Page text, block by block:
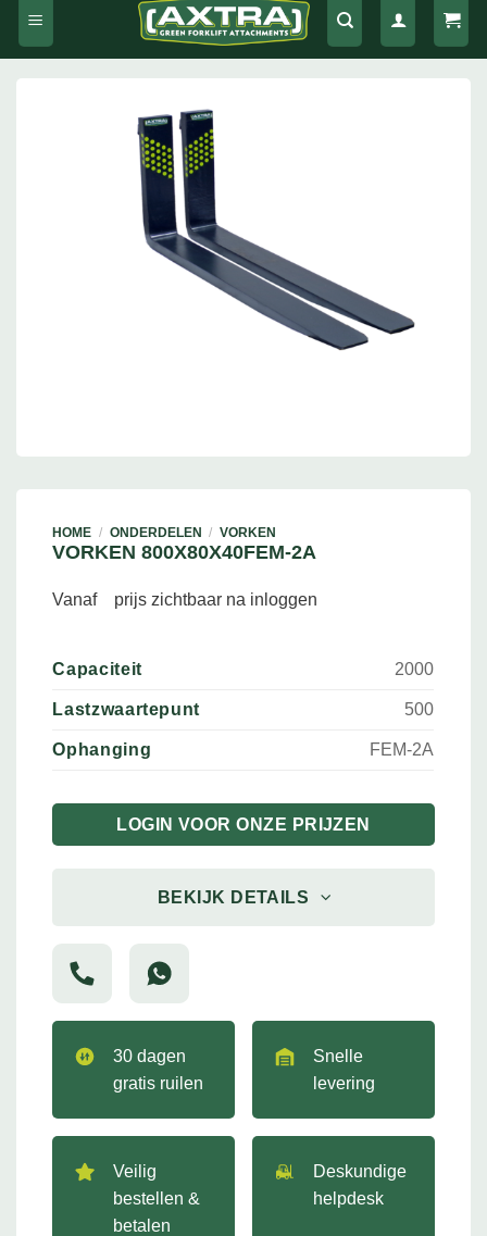
HOME / ONDERDELEN / VORKEN
VORKEN 800X80X40FEM-2A
Vanaf prijs zichtbaar na inloggen
Capaciteit 2000
Lastzwaartepunt 500
Ophanging FEM-2A
LOGIN VOOR ONZE PRIJZEN
BEKIJK DETAILS
30 dagen
gratis ruilen
Snelle
levering
Veilig
bestellen &
betalen
Deskundige
helpdesk